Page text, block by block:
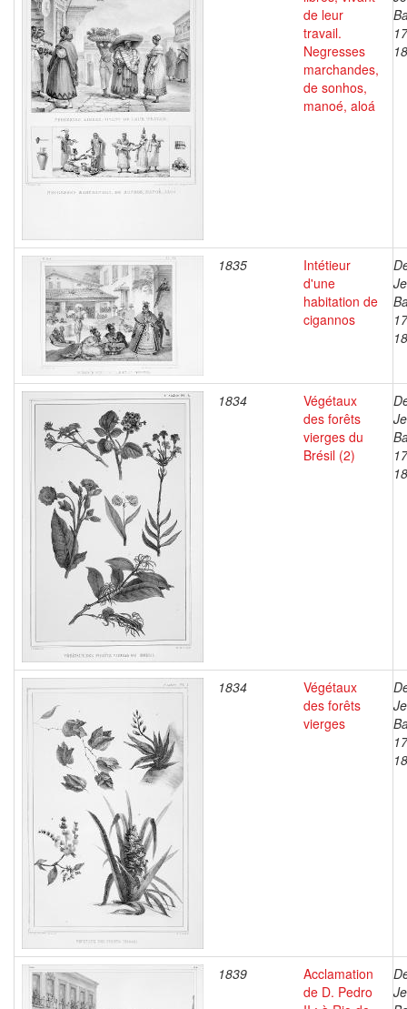
de leur
travail.
Negresses
marchandes,
de sonhos,
manoé, aloá
1835
Intétieur
d'une
habitation de
cigannos
1834
Végétaux
des forêts
vierges du
Brésil (2)
1834
Végétaux
des forêts
vierges
1839
Acclamation
de D. Pedro